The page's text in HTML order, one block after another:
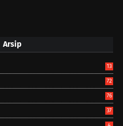
Arsip
13
72
76
37